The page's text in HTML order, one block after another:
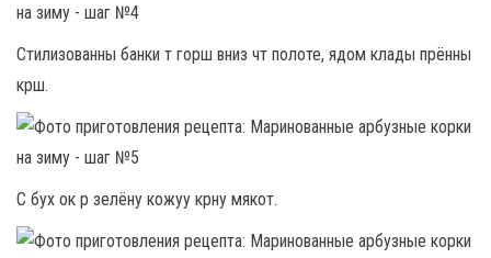
Стилизованны банки т горш вниз чт полоте, ядом клады прённы
крш.
С бух ок р зелёну кожуу крну мякот.